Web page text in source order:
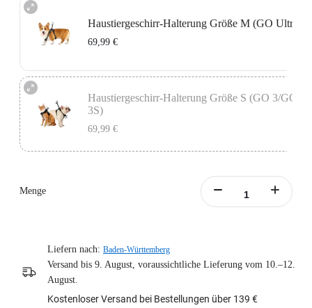
Mehr erfahren
Haustiergeschirr-Halterung Größe M (GO Ultra)
69,99 €
der Haustierweste konzipiert ist.
Mehr erfahren
Haustiergeschirr-Halterung Größe S (GO 3/GO
3S)
69,99 €
Menge
Liefern nach: Baden-Württemberg
Versand bis 9. August, voraussichtliche Lieferung vom 10.–12.
August.
Kostenloser Versand bei Bestellungen über 139 €